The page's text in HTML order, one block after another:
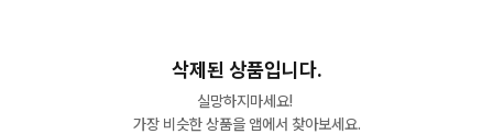
삭제된 상품입니다.
실망하지마세요!
가장 비슷한 상품을 앱에서 찾아보세요.